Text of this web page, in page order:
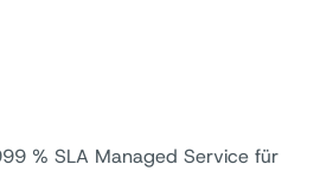
% SLA Managed Service für